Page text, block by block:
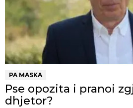
PA MASKA
Pse opozita i pranoi
dhjetor?